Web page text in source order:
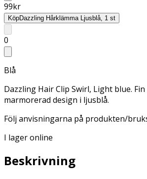
99kr
KöpDazzling Hårklämma Ljusblå, 1 st
0
Blå
Dazzling Hair Clip Swirl, Light blue.
marmorerad design i ljusblå.
Följ anvisningarna på produkten/
I lager online
Beskrivning